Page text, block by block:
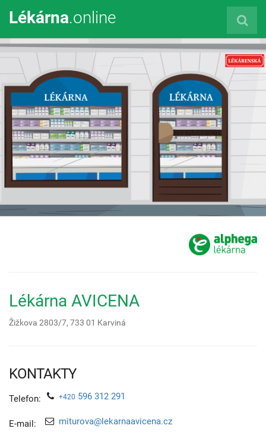
Lékárna.online
Lékárna AVICENA
Žižkova 2803/7, 733 01 Karviná
KONTAKTY
Telefon: +420 596 312 291
E-mail: miturova@lekarnaavicena.cz